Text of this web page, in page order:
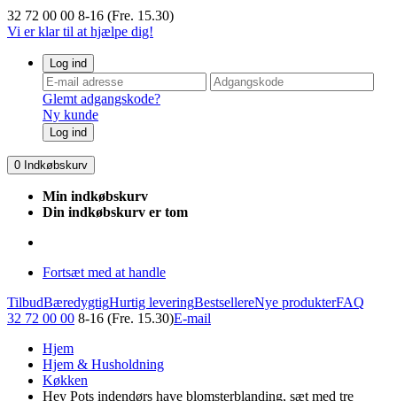
32 72 00 00 8-16 (Fre. 15.30)
Vi er klar til at hjælpe dig!
Log ind
Glemt adgangskode?
Ny kunde
Log ind
0 Indkøbskurv
Min indkøbskurv
Din indkøbskurv er tom
Fortsæt med at handle
TilbudBæredygtigHurtig leveringBestsellereNye produkterFAQ
32 72 00 00 8-16 (Fre. 15.30)E-mail
Hjem
Hjem & Husholdning
Køkken
Hey Pots indendørs have blomsterblanding, sæt med tre